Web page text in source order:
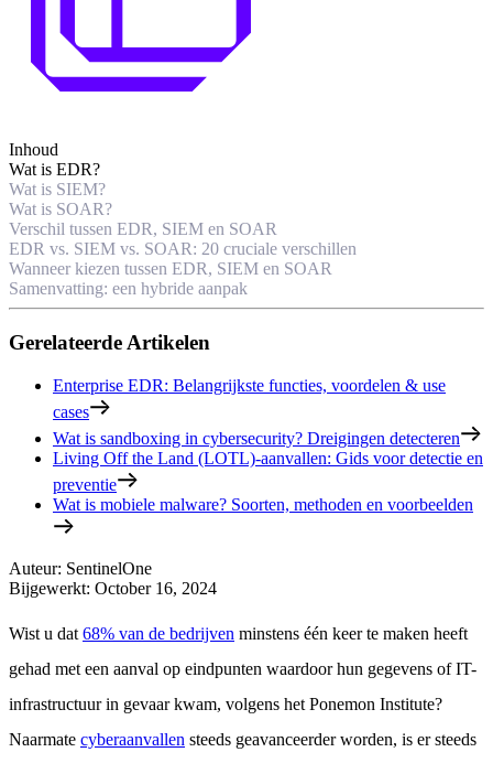
Inhoud
Wat is EDR?
Wat is SIEM?
Wat is SOAR?
Verschil tussen EDR, SIEM en SOAR
EDR vs. SIEM vs. SOAR: 20 cruciale verschillen
Wanneer kiezen tussen EDR, SIEM en SOAR
Samenvatting: een hybride aanpak
Gerelateerde Artikelen
Enterprise EDR: Belangrijkste functies, voordelen & use
cases
Wat is sandboxing in cybersecurity? Dreigingen detecteren
Living Off the Land (LOTL)-aanvallen: Gids voor detectie en
preventie
Wat is mobiele malware? Soorten, methoden en voorbeelden
Auteur: SentinelOne
Bijgewerkt: October 16, 2024
Wist u dat 68% van de bedrijven minstens één keer te maken heeft
gehad met een aanval op eindpunten waardoor hun gegevens of IT-
infrastructuur in gevaar kwam, volgens het Ponemon Institute?
Naarmate cyberaanvallen steeds geavanceerder worden, is er steeds